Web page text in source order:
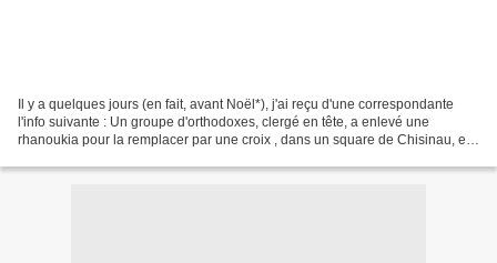
Il y a quelques jours (en fait, avant Noël*), j'ai reçu d'une correspondante
l'info suivante : Un groupe d'orthodoxes, clergé en tête, a enlevé une
rhanoukia pour la remplacer par une croix , dans un square de Chisinau, en